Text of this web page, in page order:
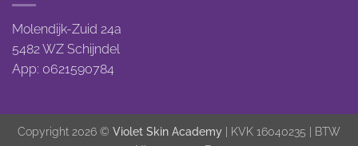
Molendijk-Zuid 24a
5482 WZ Schijndel
App: 0621590784
Copyright 2026 © Violet Skin Academy | KVK 16040235 | BTW